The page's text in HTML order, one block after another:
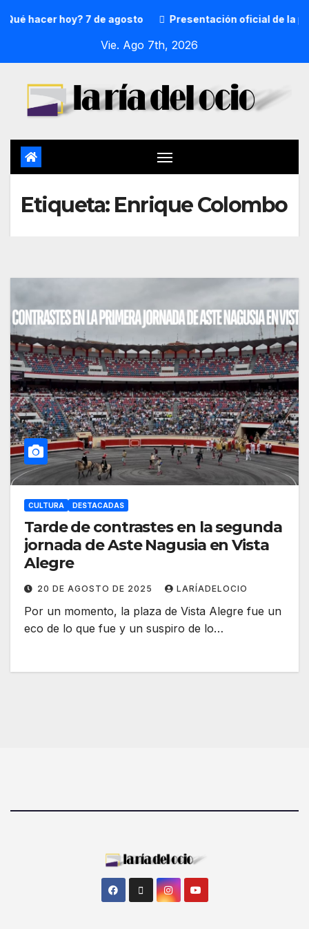
hacer hoy? 7 de agosto Presentación oficial de la
Vie. Ago 7th, 2026
Etiqueta: Enrique Colombo
CULTURA DESTACADAS
Tarde de contrastes en la segunda
jornada de Aste Nagusia en Vista
Alegre
20 DE AGOSTO DE 2025 LARÍADELOCIO
Por un momento, la plaza de Vista Alegre fue un
eco de lo que fue y un suspiro de lo…